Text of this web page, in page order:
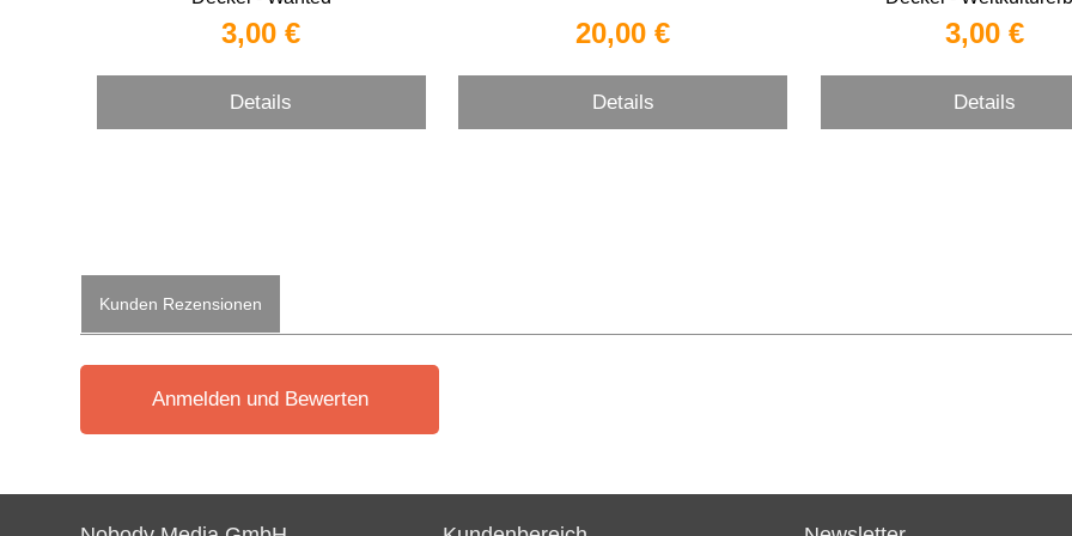
3,00 €
Details
20,00 €
Details
3,00 €
Details
Kunden Rezensionen
Anmelden und Bewerten